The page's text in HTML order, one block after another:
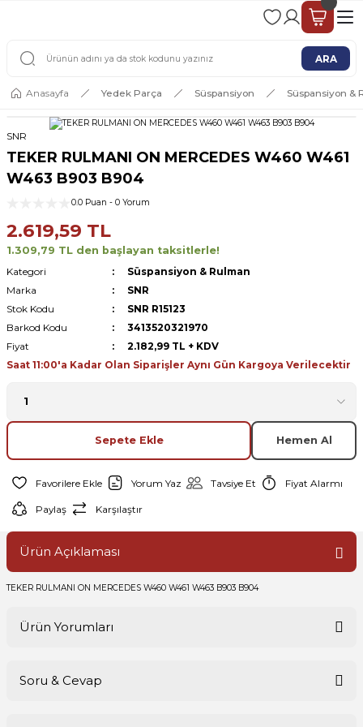
2 - 4 İŞ GÜNÜ İÇERİSİNDE KARGO
ARA
Anasayfa Yedek Parça Süspansiyon Süspansiyon &
SNR
TEKER RULMANI ON MERCEDES W460 W461
W463 B903 B904
0.0 Puan - 0 Yorum
2.619,59 TL
1.309,79 TL den başlayan taksitlerle!
Kategori
Süspansiyon & Rulman
Marka
SNR
Stok Kodu
SNR R15123
Barkod Kodu
3413520321970
Fiyat
2.182,99 TL + KDV
Saat 11:00'a Kadar Olan Siparişler Aynı Gün Kargoya Verilecektir
Sepete Ekle Hemen Al
Yorum Yaz Tavsiye Et Fiyat Alarmı
Paylaş Karşılaştır
Ürün Açıklaması
TEKER RULMANI ON MERCEDES W460 W461 W463 B903 B904
Ürün Yorumları
Soru & Cevap